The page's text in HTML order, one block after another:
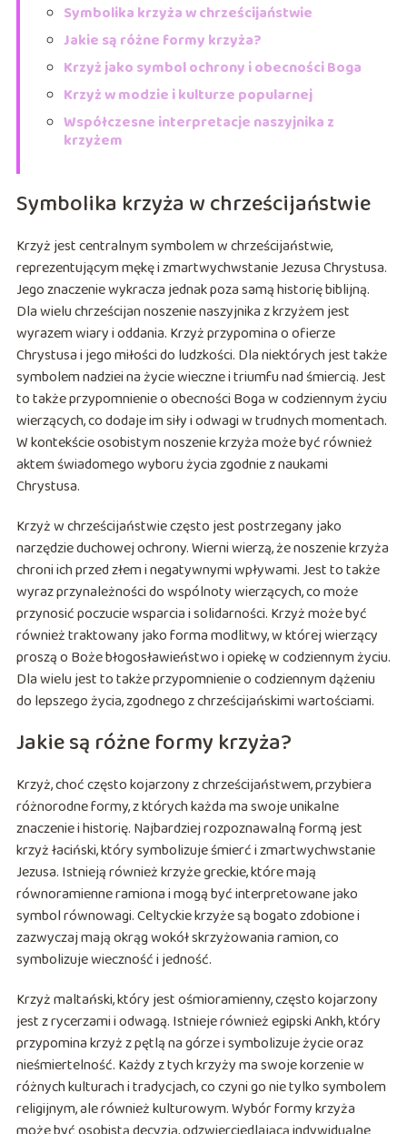
Symbolika krzyża w chrześcijaństwie
Jakie są różne formy krzyża?
Krzyż jako symbol ochrony i obecności Boga
Krzyż w modzie i kulturze popularnej
Współczesne interpretacje naszyjnika z
krzyżem
Symbolika krzyża w chrześcijaństwie
Krzyż jest centralnym symbolem w chrześcijaństwie,
reprezentującym mękę i zmartwychwstanie Jezusa Chrystusa.
Jego znaczenie wykracza jednak poza samą historię biblijną.
Dla wielu chrześcijan noszenie naszyjnika z krzyżem jest
wyrazem wiary i oddania. Krzyż przypomina o ofierze
Chrystusa i jego miłości do ludzkości. Dla niektórych jest także
symbolem nadziei na życie wieczne i triumfu nad śmiercią. Jest
to także przypomnienie o obecności Boga w codziennym życiu
wierzących, co dodaje im siły i odwagi w trudnych momentach.
W kontekście osobistym noszenie krzyża może być również
aktem świadomego wyboru życia zgodnie z naukami
Chrystusa.
Krzyż w chrześcijaństwie często jest postrzegany jako
narzędzie duchowej ochrony. Wierni wierzą, że noszenie krzyża
chroni ich przed złem i negatywnymi wpływami. Jest to także
wyraz przynależności do wspólnoty wierzących, co może
przynosić poczucie wsparcia i solidarności. Krzyż może być
również traktowany jako forma modlitwy, w której wierzący
proszą o Boże błogosławieństwo i opiekę w codziennym życiu.
Dla wielu jest to także przypomnienie o codziennym dążeniu
do lepszego życia, zgodnego z chrześcijańskimi wartościami.
Jakie są różne formy krzyża?
Krzyż, choć często kojarzony z chrześcijaństwem, przybiera
różnorodne formy, z których każda ma swoje unikalne
znaczenie i historię. Najbardziej rozpoznawalną formą jest
krzyż łaciński, który symbolizuje śmierć i zmartwychwstanie
Jezusa. Istnieją również krzyże greckie, które mają
równoramienne ramiona i mogą być interpretowane jako
symbol równowagi. Celtyckie krzyże są bogato zdobione i
zazwyczaj mają okrąg wokół skrzyżowania ramion, co
symbolizuje wieczność i jedność.
Krzyż maltański, który jest ośmioramienny, często kojarzony
jest z rycerzami i odwagą. Istnieje również egipski Ankh, który
przypomina krzyż z pętlą na górze i symbolizuje życie oraz
nieśmiertelność. Każdy z tych krzyży ma swoje korzenie w
różnych kulturach i tradycjach, co czyni go nie tylko symbolem
religijnym, ale również kulturowym. Wybór formy krzyża